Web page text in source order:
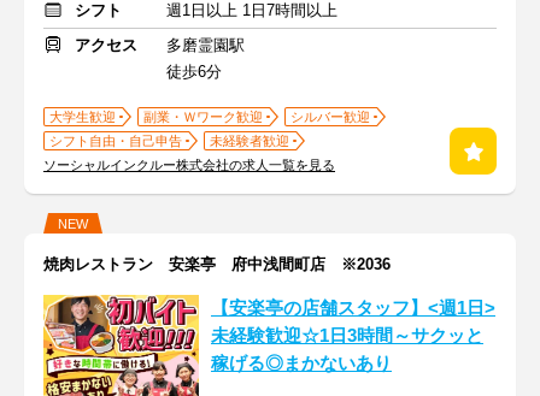
シフト
週1日以上 1日7時間以上
アクセス
多磨霊園駅
徒歩6分
大学生歓迎 副業・Ｗワーク歓迎
シルバー歓迎
シフト自由・自己申告
未経験者歓迎
ソーシャルインクルー株式会社の求人一覧を見る
NEW
焼肉レストラン 安楽亭 府中浅間町店 ※2036
【安楽亭の店舗スタッフ】<週1日>
未経験歓迎☆1日3時間～サクッと
稼げる◎まかないあり